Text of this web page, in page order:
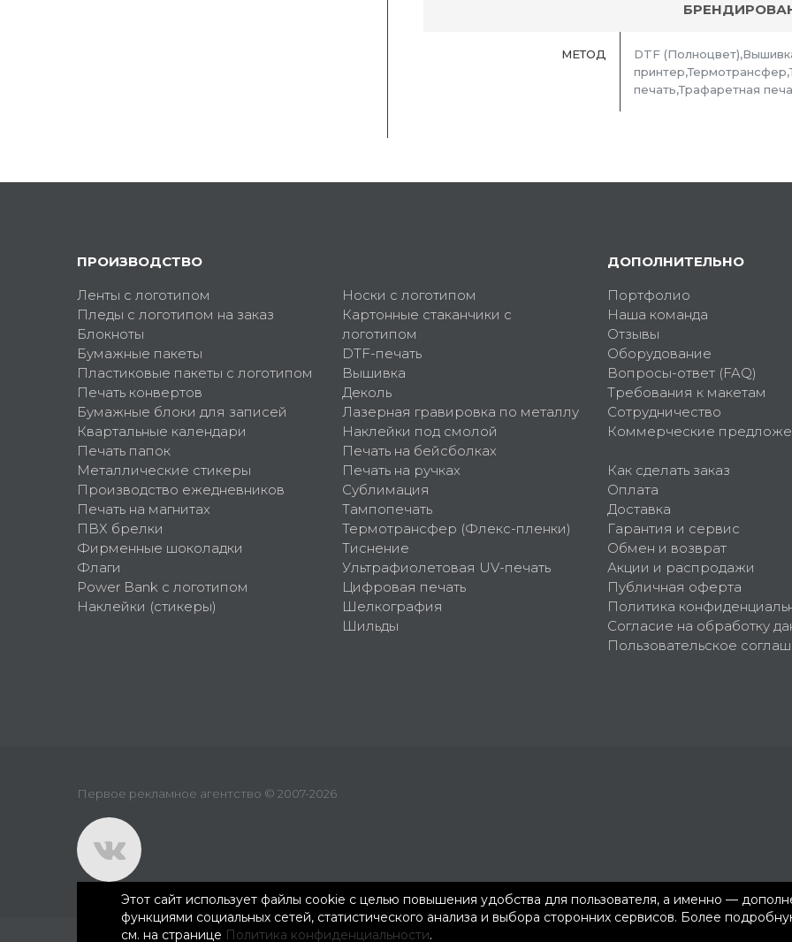
МЕТОД
DTF
печать,Трафаретная
ПРОИЗВОДСТВО
Ленты с логотипом
Пледы с логотипом на заказ
Блокноты
Бумажные пакеты
Пластиковые пакеты с логотипом
Печать конвертов
Бумажные блоки для записей
Квартальные календари
Печать папок
Металлические стикеры
Производство ежедневников
Печать на магнитах
ПВХ брелки
Фирменные шоколадки
Флаги
Power Bank с логотипом
Наклейки (стикеры)
Носки с логотипом
Картонные стаканчики с
логотипом
DTF-печать
Вышивка
Деколь
Лазерная гравировка по металлу
Наклейки под смолой
Печать на бейсболках
Печать на ручках
Сублимация
Тампопечать
Термотрансфер (Флекс-пленки)
Тиснение
Ультрафиолетовая UV-печать
Цифровая печать
Шелкография
Шильды
ДОПОЛНИТЕЛЬНО
Портфолио
Наша команда
Отзывы
Оборудование
Вопросы-ответ (FAQ)
Требования к макетам
Сотрудничество
Коммерческие
Как сделать заказ
Оплата
Доставка
Гарантия и сервис
Обмен и возврат
Акции и распродажи
Публичная оферта
Политика
Согласие на обработку
Пользовательское
Первое рекламное агентство © 2007-2026
Этот сайт использует файлы cookie с целью повышения удобства для пользователя, а именно —
функциями социальных сетей, статистического анализа и выбора сторонних сервисов. Более
см. на странице Политика конфиденциальности.